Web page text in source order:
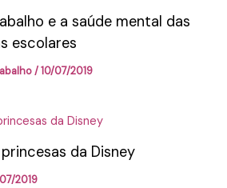
e a saúde mental das
escolares
/10/07/2019
da Disney
2019